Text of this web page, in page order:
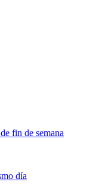
fin de semana
día